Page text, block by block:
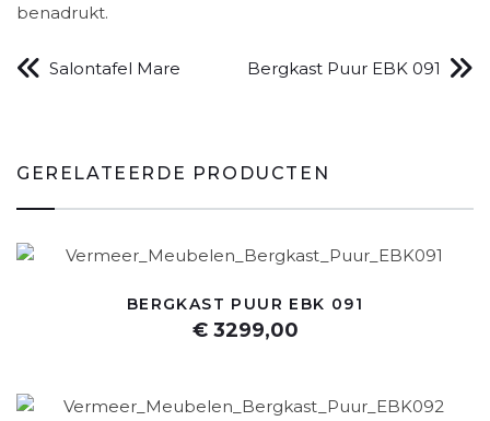
benadrukt.
Salontafel Mare Bergkast Puur EBK 091
GERELATEERDE PRODUCTEN
BERGKAST PUUR EBK 091
€ 3299,00